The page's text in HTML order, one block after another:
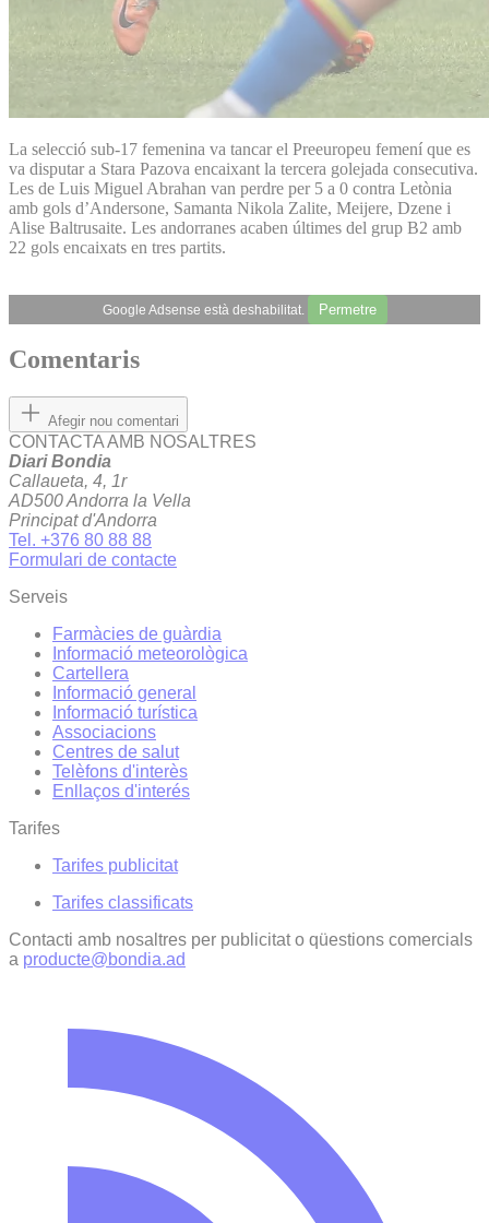
La selecció sub-17 femenina va tancar el Preeuropeu femení que es
va disputar a Stara Pazova encaixant la tercera golejada consecutiva.
Les de Luis Miguel Abrahan van perdre per 5 a 0 contra Letònia
amb gols d’Andersone, Samanta Nikola Zalite, Meijere, Dzene i
Alise Baltrusaite. Les andorranes acaben últimes del grup B2 amb
22 gols encaixats en tres partits.
Google Adsense està deshabilitat. Permetre
Comentaris
Afegir nou comentari
CONTACTA AMB NOSALTRES
Diari Bondia
Callaueta, 4, 1r
AD500 Andorra la Vella
Principat d'Andorra
Tel. +376 80 88 88
Formulari de contacte
Serveis
Farmàcies de guàrdia
Informació meteorològica
Cartellera
Informació general
Informació turística
Associacions
Centres de salut
Telèfons d'interès
Enllaços d'interés
Tarifes
Tarifes publicitat
Tarifes classificats
Contacti amb nosaltres per publicitat o qüestions comercials
a producte@bondia.ad